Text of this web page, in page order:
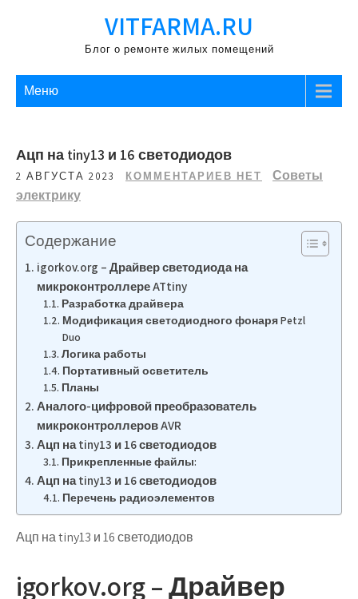
VITFARMA.RU
Блог о ремонте жилых помещений
Меню
Ацп на tiny13 и 16 светодиодов
2 АВГУСТА 2023 КОММЕНТАРИЕВ НЕТ
Советы
электрику
Содержание
igorkov.org – Драйвер светодиода на
микроконтроллере ATtiny
Разработка драйвера
Модификация светодиодного фонаря Petzl
Duo
Логика работы
Портативный осветитель
Планы
Аналого-цифровой преобразователь
микроконтроллеров AVR
Ацп на tiny13 и 16 светодиодов
Прикрепленные файлы:
Ацп на tiny13 и 16 светодиодов
Перечень радиоэлементов
Ацп на tiny13 и 16 светодиодов
igorkov.org – Драйвер